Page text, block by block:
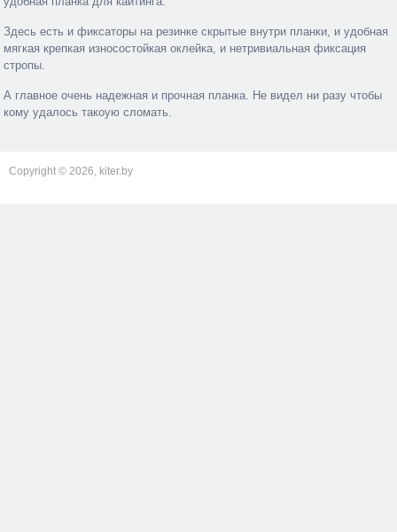
Здесь есть и фиксаторы на резинке скрытые внутри планки, и удобная
мягкая крепкая износостойкая оклейка, и нетривиальная фиксация
стропы.
А главное очень надежная и прочная планка. Не видел ни разу чтобы
кому удалось такоую сломать.
Copyright © 2026, kiter.by